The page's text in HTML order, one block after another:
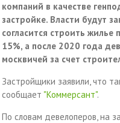
компаний в качестве
застройке. Власти будут
согласится строить
15%, а после 2020 года
москвичей за счет
Застройщики заявили, что
сообщает "Коммерсант".
По словам девелоперов, на